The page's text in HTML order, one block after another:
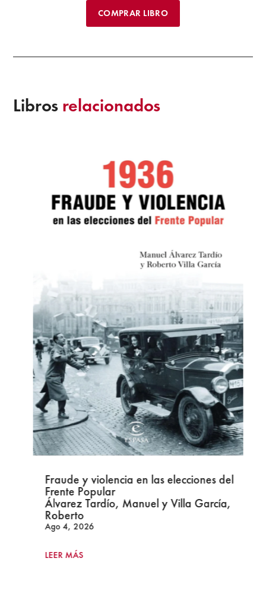
COMPRAR LIBRO
Libros relacionados
Fraude y violencia en las elecciones del
Frente Popular
Álvarez Tardío, Manuel y Villa García,
Roberto
Ago 4, 2026
LEER MÁS